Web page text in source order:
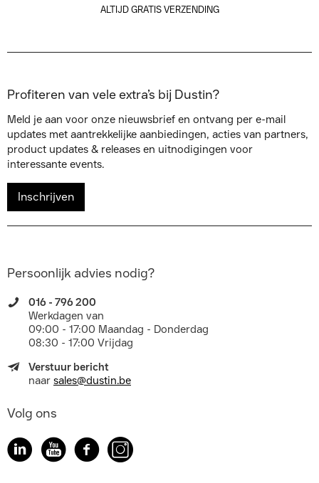
ALTIJD GRATIS VERZENDING
Profiteren van vele extra’s bij Dustin?
Meld je aan voor onze nieuwsbrief en ontvang per e-mail
updates met aantrekkelijke aanbiedingen, acties van partners,
product updates & releases en uitnodigingen voor
interessante events.
Inschrijven
Persoonlijk advies nodig?
016 - 796 200
Werkdagen van
09:00 - 17:00 Maandag - Donderdag
08:30 - 17:00 Vrijdag
Verstuur bericht
naar sales@dustin.be
Volg ons